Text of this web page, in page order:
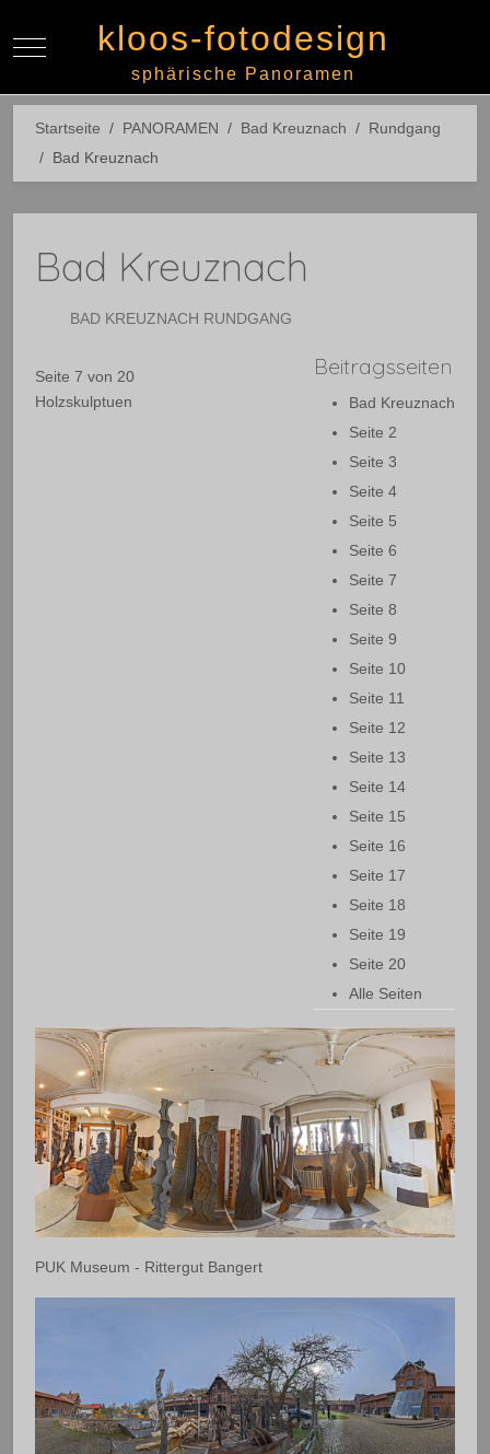
Mobile Menu Togglekloos-fotodesign
sphärische Panoramen
Startseite PANORAMEN Bad Kreuznach
Rundgang
Bad Kreuznach
Bad Kreuznach
BAD KREUZNACH RUNDGANG
Beitragsseiten
Bad Kreuznach
Seite 2
Seite 3
Seite 4
Seite 5
Seite 6
Seite 7
Seite 8
Seite 9
Seite 10
Seite 11
Seite 12
Seite 13
Seite 14
Seite 15
Seite 16
Seite 17
Seite 18
Seite 19
Seite 20
Alle Seiten
Seite 7 von 20
Holzskulptuen
PUK Museum - Rittergut Bangert